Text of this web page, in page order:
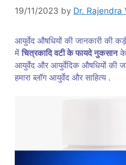
19/11/2023 by Dr. Rajendra
आयुर्वेद औषधियों की जानकारी की
मेंचित्रकादि वटी के फायदे नुकसानके
आयुर्वेद और आयुर्वेदिक औषधियों की
हमारा ब्लॉग आयुर्वेद और साहित्य .